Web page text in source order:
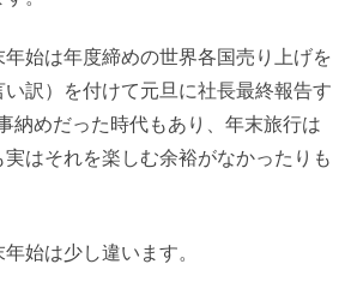
始は年度締めの世界各国売り上げを
訳）を付けて元旦に社長最終報告す
納めだった時代もあり、年末旅行は
はそれを楽しむ余裕がなかったりも
始は少し違います。